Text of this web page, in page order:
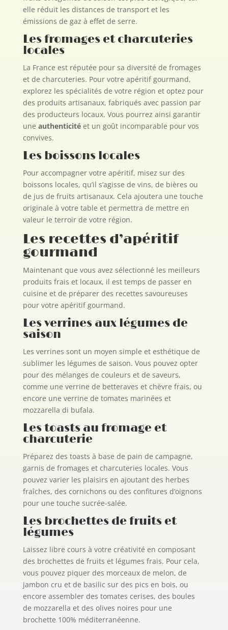
elle réduit les distances de transport et les
émissions de gaz à effet de serre.
Les fromages et charcuteries
locales
La France est réputée pour sa diversité de fromages
et de charcuteries. Pour votre apéritif gourmand,
explorez les spécialités de votre région et optez pour
des produits artisanaux, fabriqués avec passion par
des producteurs locaux. Vous pourrez ainsi garantir
une authenticitéet un goût incomparable pour vos
convives.
Les boissons locales
Pour accompagner votre apéritif, misez sur des
boissons locales, qu’il s’agisse de vins, de bières ou
de jus de fruits artisanaux. Cela ajoutera une touche
originale à votre table et permettra de mettre en
valeur le terroir de votre région.
Les recettes d’apéritif
gourmand
Maintenant que vous avez sélectionné les meilleurs
produits frais et locaux, il est temps de passer en
cuisine et de préparer des recettes savoureuses
pour votre apéritif gourmand.
Les verrines aux légumes de
saison
Les verrines sont un moyen simple et esthétique de
sublimer les légumes de saison. Vous pouvez opter
pour des mélanges de couleurs et de saveurs,
comme une verrine de betteraves et chèvre frais, ou
encore une verrine de tomates marinées et
mozzarella di bufala.
Les toasts au fromage et
charcuterie
Préparez des toasts à base de pain de campagne,
garnis de fromages et charcuteries locales. Vous
pouvez varier les plaisirs en ajoutant des herbes
fraîches, des cornichons ou des confitures d’oignons
pour une touche sucrée-salée.
Les brochettes de fruits et
légumes
Laissez libre cours à votre créativité en composant
des brochettes de fruits et légumes frais. Pour cela,
vous pouvez piquer des morceaux de melon, de
jambon cru et de basilic sur des pics en bois, ou
encore assembler des tomates cerises, des boules
de mozzarella et des olives noires pour une
brochette 100% méditerranéenne.